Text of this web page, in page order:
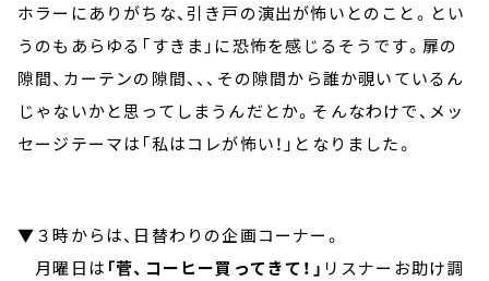
ホラーにありがちな、引き戸の演出が怖いとのこと。とい
うのもあらゆる「すきま」に恐怖を感じるそうです。扉の
隙間、カーテンの隙間、、、その隙間から誰か覗いているん
じゃないかと思ってしまうんだとか。そんなわけで、メッ
セージテーマは「私はコレが怖い！」となりました。
▼３時からは、日替わりの企画コーナー。
月曜日は 「菅、コーヒー買ってきて！」 リスナーお助け調